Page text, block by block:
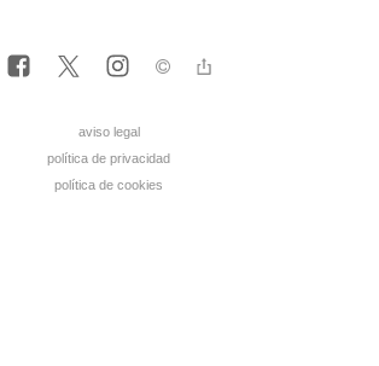
aviso legal
política de privacidad
política de cookies